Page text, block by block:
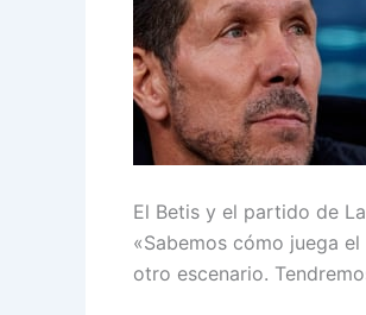
El Betis y el partido de
«Sabemos cómo juega
otro escenario.